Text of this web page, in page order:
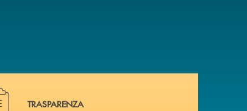
bisogno di alcuni documenti ? Vai alla pagina
TRASPARENZA